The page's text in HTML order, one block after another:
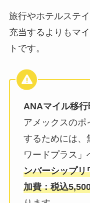
旅行やホテルステ
充当するよりもマ
トです。
ANAマイル移
アメックスのポ
するためには、
ワードプラス」
ンバーシップリ
加費：税込